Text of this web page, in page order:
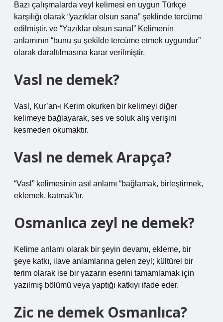
Bazı çalışmalarda veyl kelimesi en uygun Türkçe
karşılığı olarak “yazıklar olsun sana” şeklinde tercüme
edilmiştir. ve “Yazıklar olsun sana!” Kelimenin
anlamının “bunu şu şekilde tercüme etmek uygundur”
olarak daraltılmasına karar verilmiştir.
Vasl ne demek?
Vasl, Kur’an-ı Kerim okurken bir kelimeyi diğer
kelimeye bağlayarak, ses ve soluk alış verişini
kesmeden okumaktır.
Vasl ne demek Arapça?
“Vasl” kelimesinin asıl anlamı “bağlamak, birleştirmek,
eklemek, katmak”tır.
Osmanlıca zeyl ne demek?
Kelime anlamı olarak bir şeyin devamı, ekleme, bir
şeye katkı, ilave anlamlarına gelen zeyl; kültürel bir
terim olarak ise bir yazarın eserini tamamlamak için
yazılmış bölümü veya yaptığı katkıyı ifade eder.
Zic ne demek Osmanlıca?